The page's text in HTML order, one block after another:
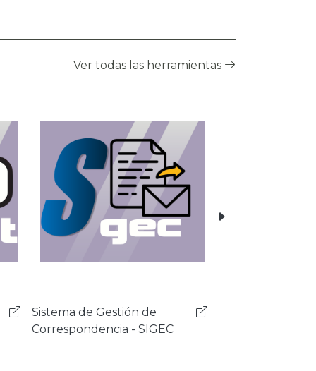
Ver todas las herramientas
Sistema de Programas y
Proyectos - SISPRO